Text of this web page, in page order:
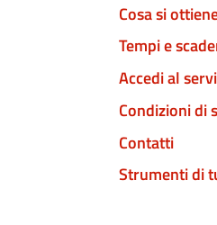
Cosa si
Tempi e
Accedi al
Condizioni di
Contatti
Strumenti di